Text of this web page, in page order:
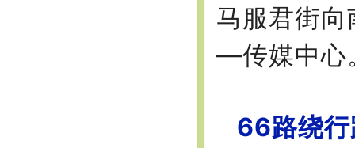
马服君街
—传媒中心
66路绕